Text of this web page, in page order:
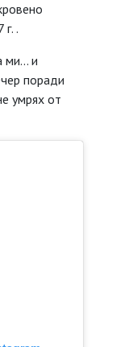
.
ми... и
поради
умрях от